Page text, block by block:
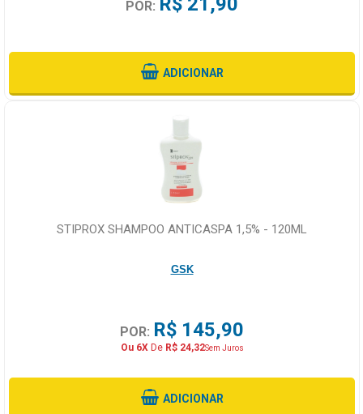
POR:
ADICIONAR
STIPROX SHAMPOO ANTICASPA 1,5% - 120ML
GSK
POR: R$ 145,90
Ou 6XDe R$ 24,32Sem Juros
ADICIONAR